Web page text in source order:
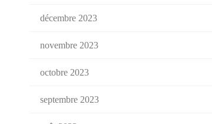
décembre 2023
novembre 2023
octobre 2023
septembre 2023